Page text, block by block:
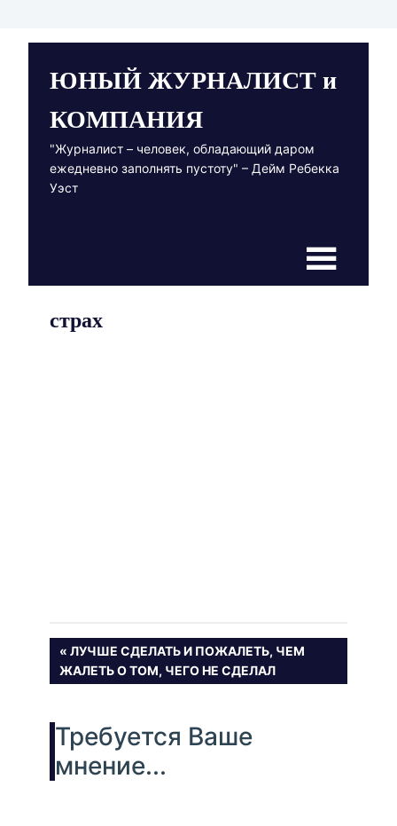
содержимому
ЮНЫЙ ЖУРНАЛИСТ и
КОМПАНИЯ
"Журналист – человек, обладающий даром
ежедневно заполнять пустоту" – Дейм Ребекка
Уэст
страх
Навигация
по
записям
ПРЕДЫДУЩАЯ
ЗАПИСЬ:
ЛУЧШЕ СДЕЛАТЬ И ПОЖАЛЕТЬ, ЧЕМ
ЖАЛЕТЬ О ТОМ, ЧЕГО НЕ СДЕЛАЛ
Требуется Ваше
мнение...